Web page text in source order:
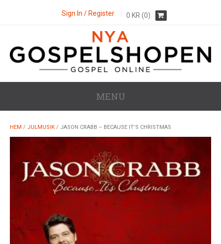
Sign In / Register 0 KR (0)
MENU
HEM / JULMUSIK / JASON CRABB – BECAUSE IT’S CHRISTMAS